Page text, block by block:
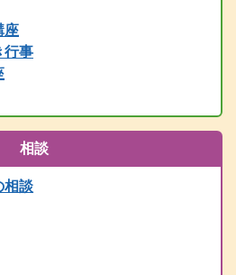
時更新中です！
コース＜宍粟会場＞ 申込締切を６月
（宍粟会場・猪名川会場）・養成講座
要約筆記者認定試験合格者発表
講座（通訳Ⅰ・通訳Ⅱ）の案内を掲載
座
行事
相談
相談